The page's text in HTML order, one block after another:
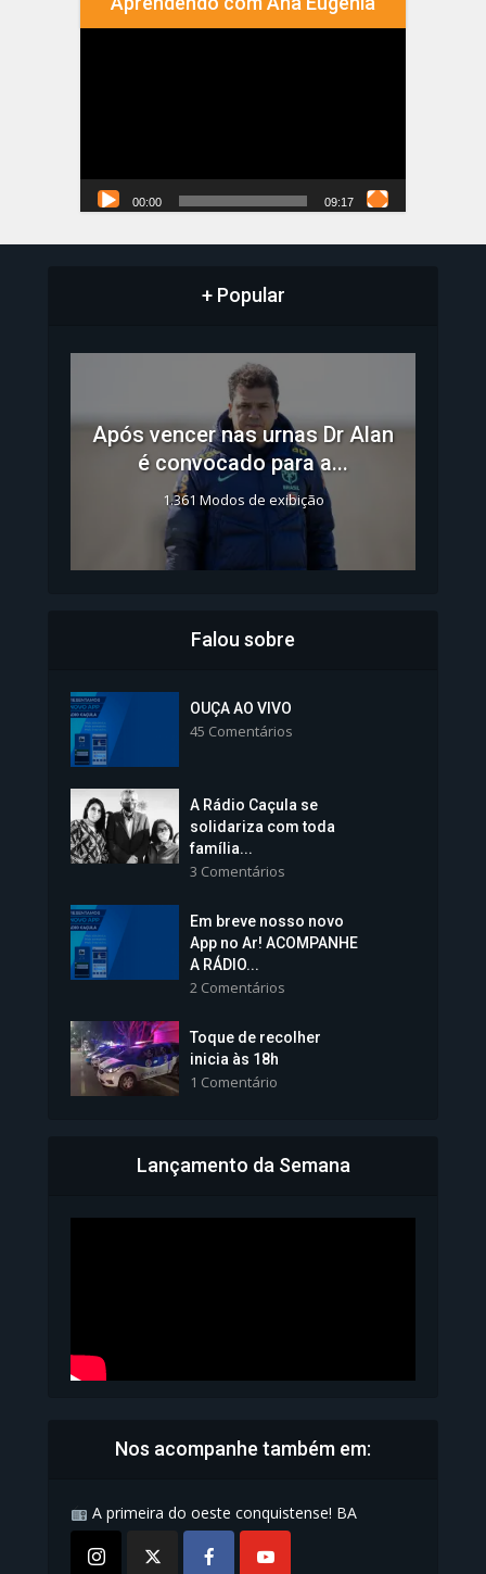
00:00 09:17
+ Popular
Após vencer nas urnas Dr Alan
é convocado para a...
1.361 Modos de exibição
Colégios da Polícia...
Vice-Prefeita Sheila Lemos
tomará posse nesta...
1.101 Modos de exibição
Bahia inicia emissão da
Falou sobre
OUÇA AO VIVO
45 Comentários
A Rádio Caçula se
solidariza com toda
família...
3 Comentários
Em breve nosso novo
App no Ar! ACOMPANHE
A RÁDIO...
2 Comentários
Toque de recolher
inicia às 18h
1 Comentário
Lançamento da Semana
Nos acompanhe também em:
A primeira do oeste conquistense! BA